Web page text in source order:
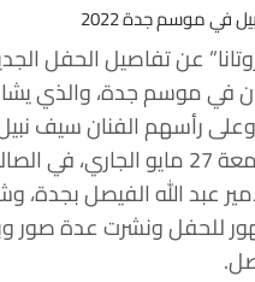
في موسم جدة 2022
عن تفاصيل الحفل
في موسم جدة، والذي
وذلك في يوم الجمعة 27 مايو الجاري،
عبد الله الفيصل
للحفل ونشرت عدة صور